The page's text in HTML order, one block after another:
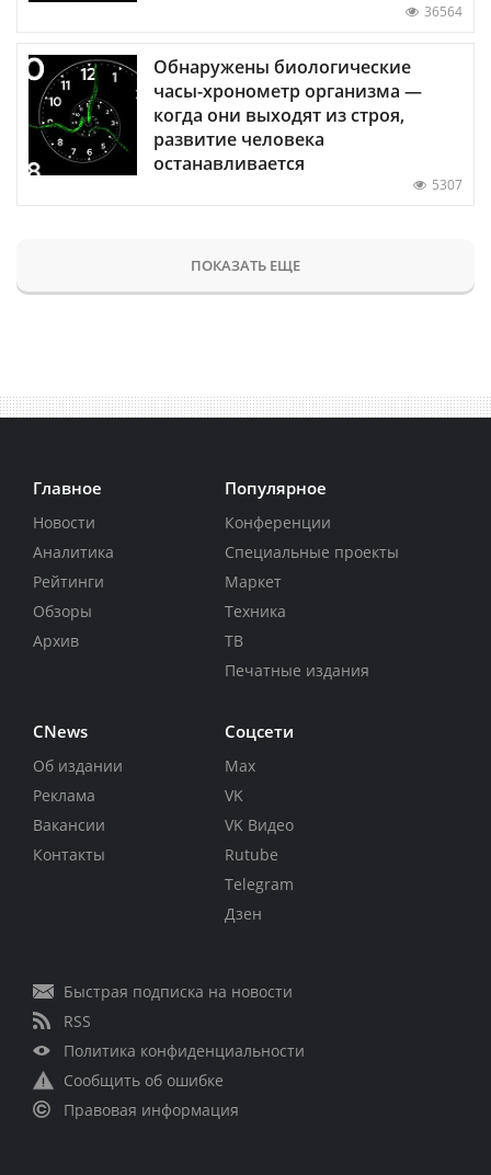
36564
Обнаружены биологические
часы-хронометр организма —
когда они выходят из строя,
развитие человека
останавливается
5307
ПОКАЗАТЬ ЕЩЕ
Главное
Новости
Аналитика
Рейтинги
Обзоры
Архив
Популярное
Конференции
Специальные проекты
Маркет
Техника
ТВ
Печатные издания
CNews
Об издании
Реклама
Вакансии
Контакты
Соцсети
Max
VK
VK Видео
Rutube
Telegram
Дзен
Быстрая подписка на новости
RSS
Политика конфиденциальности
Сообщить об ошибке
Правовая информация